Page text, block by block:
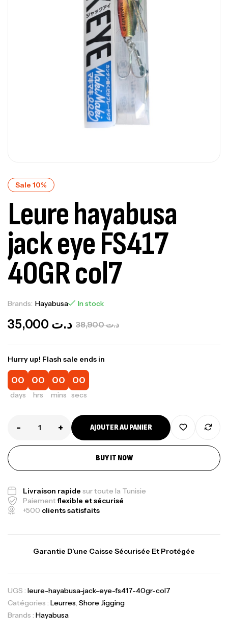
Sale 10%
Leure hayabusa
jack eye FS417
40GR col7
Brands: Hayabusa In stock
د.ت38,900 د.ت
Hurry up! Flash sale ends in
00
days
00
hrs
00
mins
00
secs
- + AJOUTER AU PANIER
BUY IT NOW
Livraison rapide sur toute la Tunisie
Paiementflexible et sécurisé
+500 clients satisfaits
Garantie D’une Caisse Sécurisée Et Protégée
UGS : leure-hayabusa-jack-eye-fs417-40gr-col7
Catégories : Leurres, Shore Jigging
Brands : Hayabusa